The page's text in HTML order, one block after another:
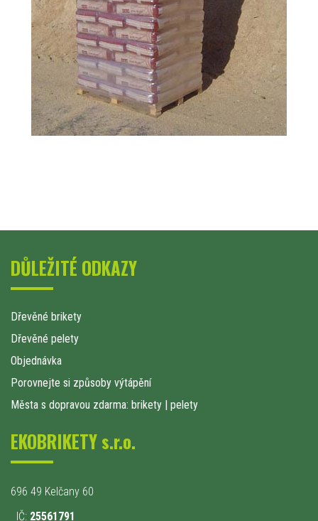
DŮLEŽITÉ ODKAZY
Dřevěné brikety
Dřevěné pelety
Objednávka
Porovnejte si způsoby výtápění
Města s dopravou zdarma: brikety | pelety
EKOBRIKETY s.r.o.
696 49 Kelčany 60
IČ: 25561791